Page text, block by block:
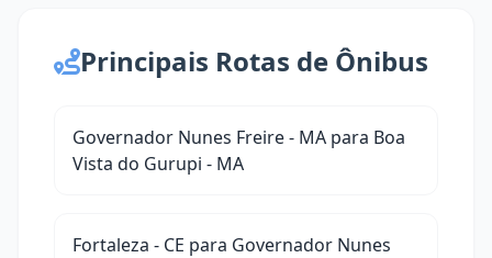
Principais Rotas de Ônibus
Governador Nunes Freire - MA para Boa
Vista do Gurupi - MA
Fortaleza - CE para Governador Nunes